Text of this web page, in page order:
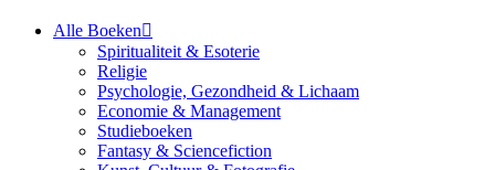
Alle Boeken
Spiritualiteit & Esoterie
Religie
Psychologie, Gezondheid & Lichaam
Economie & Management
Studieboeken
Fantasy & Sciencefiction